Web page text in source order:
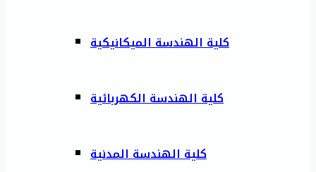
كلية الهندسة الميكانيكية
كلية الهندسة الكهربائية
كلية الهندسة المدنية